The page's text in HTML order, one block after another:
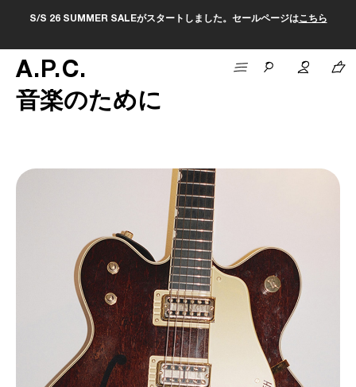
S/S 26 SUMMER SALEがスタートしました。セールページはこちら
A.P.C.
音楽のために